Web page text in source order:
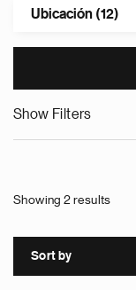
Ubicación (12)
Show Filters
Showing 2 results
Sort by